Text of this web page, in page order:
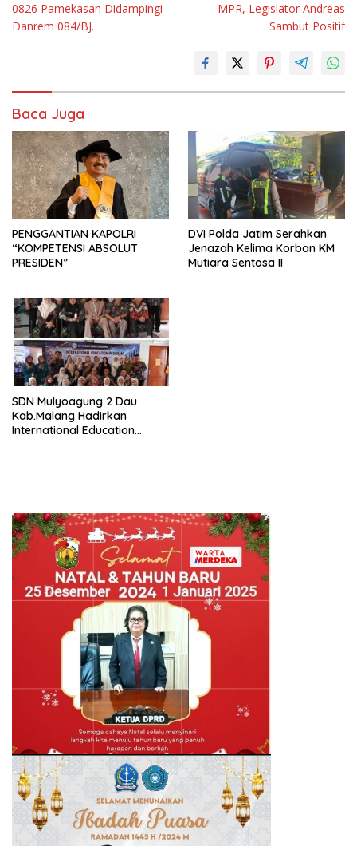
0826 Pamekasan Didampingi
Danrem 084/BJ.
MPR, Legislator Andreas
Sambut Positif
Baca Juga
PENGGANTIAN KAPOLRI
“KOMPETENSI ABSOLUT
PRESIDEN”
DVI Polda Jatim Serahkan
Jenazah Kelima Korban KM
Mutiara Sentosa II
SDN Mulyoagung 2 Dau
Kab.Malang Hadirkan
International Education